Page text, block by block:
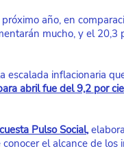
año, en
mucho, y el 20,3
escalada inflacionaria
abril fue del 9,2 por
Pulso Social,
el alcance de los